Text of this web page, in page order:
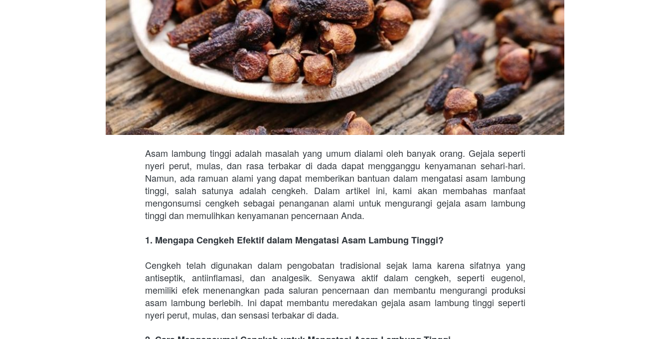
Asam lambung tinggi adalah masalah yang umum dialami oleh banyak orang. Gejala seperti
nyeri perut, mulas, dan rasa terbakar di dada dapat mengganggu kenyamanan sehari-hari.
Namun, ada ramuan alami yang dapat memberikan bantuan dalam mengatasi asam lambung
tinggi, salah satunya adalah cengkeh. Dalam artikel ini, kami akan membahas manfaat
mengonsumsi cengkeh sebagai penanganan alami untuk mengurangi gejala asam lambung
tinggi dan memulihkan kenyamanan pencernaan Anda.
1. Mengapa Cengkeh Efektif dalam Mengatasi Asam Lambung Tinggi?
Cengkeh telah digunakan dalam pengobatan tradisional sejak lama karena sifatnya yang
antiseptik, antiinflamasi, dan analgesik. Senyawa aktif dalam cengkeh, seperti eugenol,
memiliki efek menenangkan pada saluran pencernaan dan membantu mengurangi produksi
asam lambung berlebih. Ini dapat membantu meredakan gejala asam lambung tinggi seperti
nyeri perut, mulas, dan sensasi terbakar di dada.